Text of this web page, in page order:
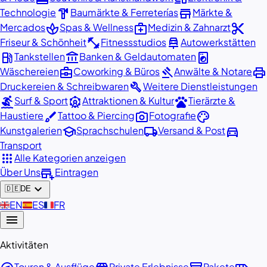
Technologie hardware Baumärkte & FerreteríasstoreMärkte &
MercadosspaSpas & Wellnessmedical_servicesMedizin & Zahnarztcontent_cut
Friseur & Schönheitfitness_centerFitnessstudioscar_repairAutowerkstätten
local_gas_stationTankstellenaccount_balanceBanken & Geldautomatenlocal_laundry_service
Wäschereienbusiness_centerCoworking & BürosgavelAnwälte & Notareprint
Druckereien & SchreibwarenbuildWeitere Dienstleistungen
surfingSurf & SportattractionsAttraktionen & KulturpetsTierärzte &
HaustierebrushTattoo & Piercingphoto_cameraFotografiepalette
KunstgalerienschoolSprachschulenlocal_shippingVersand & Postdirections_car
Transport
appsAlle Kategorien anzeigen
Über Unsadd_businessEintragen
🇩🇪DE expand_more
🇬🇧EN🇪🇸ES🇫🇷FR
menu
Aktivitäten